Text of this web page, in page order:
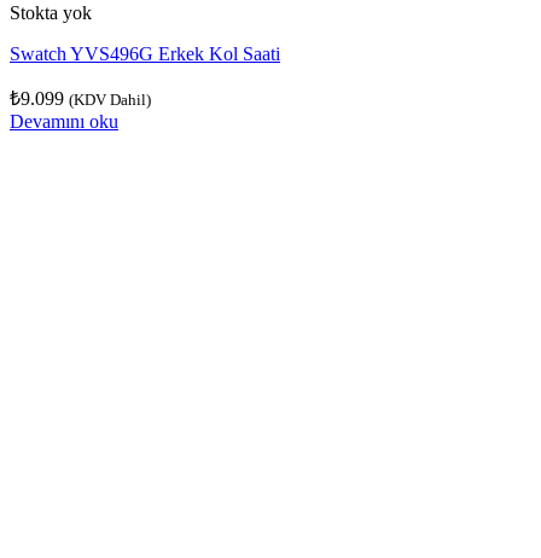
Stokta yok
Swatch YVS496G Erkek Kol Saati
₺9.099 (KDV Dahil)
Devamını oku